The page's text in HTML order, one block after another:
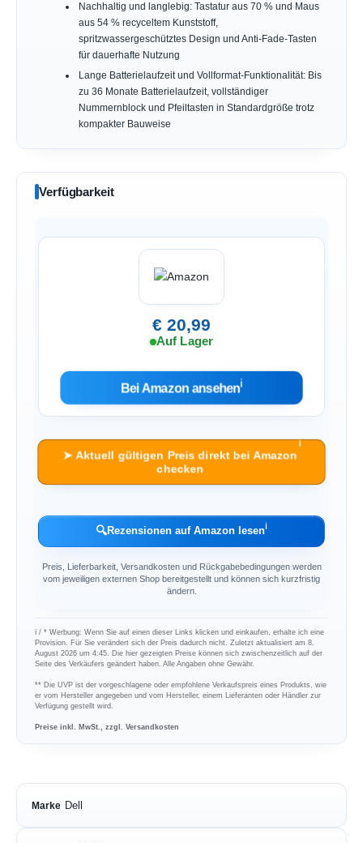
Nachhaltig und langlebig: Tastatur aus 70 % und Maus
aus 54 % recyceltem Kunststoff,
spritzwassergeschütztes Design und Anti-Fade-Tasten
für dauerhafte Nutzung
Lange Batterielaufzeit und Vollformat-Funktionalität: Bis
zu 36 Monate Batterielaufzeit, vollständiger
Nummernblock und Pfeiltasten in Standardgröße trotz
kompakter Bauweise
Verfügbarkeit
€ 20,99
Auf Lager
Bei Amazon ansehenℹ︎
➤ Aktuell gültigen Preis direkt bei Amazon
checken
ℹ︎
🔍Rezensionen auf Amazon lesenℹ︎
Preis, Lieferbarkeit, Versandkosten und Rückgabebedingungen werden
vom jeweiligen externen Shop bereitgestellt und können sich kurzfristig
ändern.
ℹ︎ / * Werbung: Wenn Sie auf einen dieser Links klicken und einkaufen, erhalte ich eine
Provision. Für Sie verändert sich der Preis dadurch nicht. Zuletzt aktualisiert am 8.
August 2026 um 4:45. Die hier gezeigten Preise können sich zwischenzeitlich auf der
Seite des Verkäufers geändert haben. Alle Angaben ohne Gewähr.
** Die UVP ist der vorgeschlagene oder empfohlene Verkaufspreis eines Produkts, wie
er vom Hersteller angegeben und vom Hersteller, einem Lieferanten oder Händler zur
Verfügung gestellt wird.
Preise inkl. MwSt., zzgl. Versandkosten
Marke Dell